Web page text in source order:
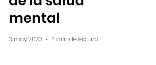
mental
3 may 2023 4 min de lectura